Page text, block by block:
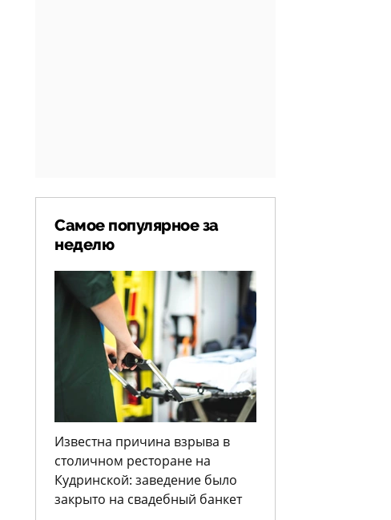
Самое популярное за
неделю
Известна причина взрыва в
столичном ресторане на
Кудринской: заведение было
закрыто на свадебный банкет